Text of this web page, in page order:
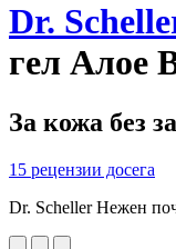
Dr.
гел Aлое
За кожа без
15 рецензии досега
Dr. Scheller Нежен